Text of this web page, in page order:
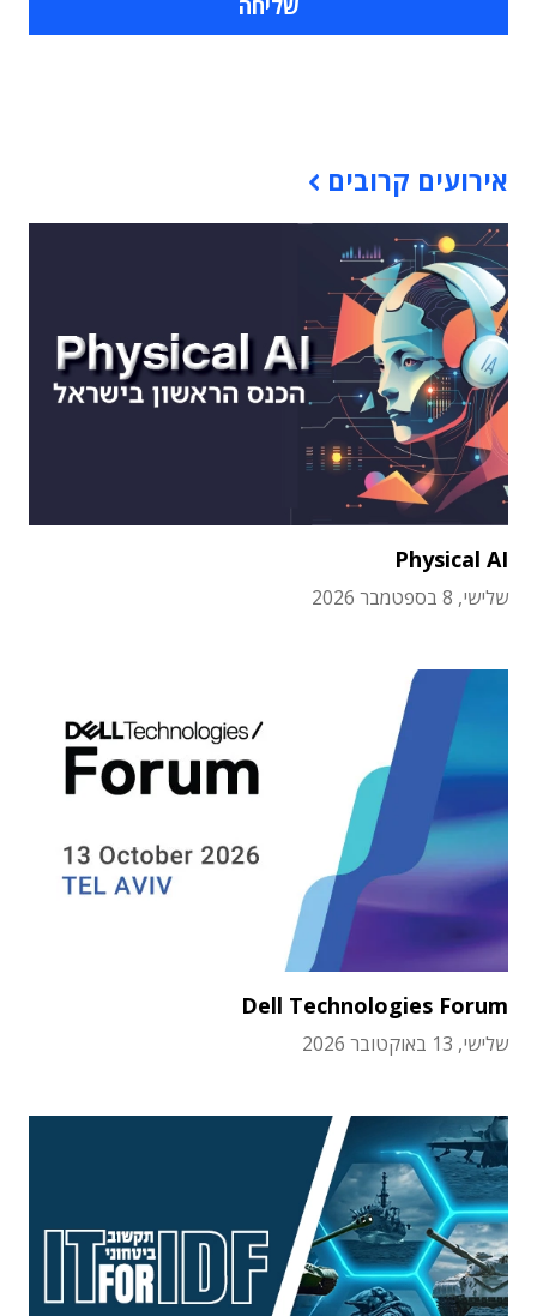
אירועים קרובים
Physical AI
שלישי, 8 בספטמבר 2026
Dell Technologies Forum
שלישי, 13 באוקטובר 2026